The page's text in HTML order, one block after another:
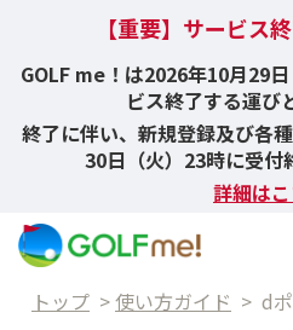
【重要】サービス
GOLF me！は2026年10月29
ビス終了する運び
終了に伴い、新規登録及び各
30日（火）23時に受付
詳細は
トップ >使い方ガイド > d